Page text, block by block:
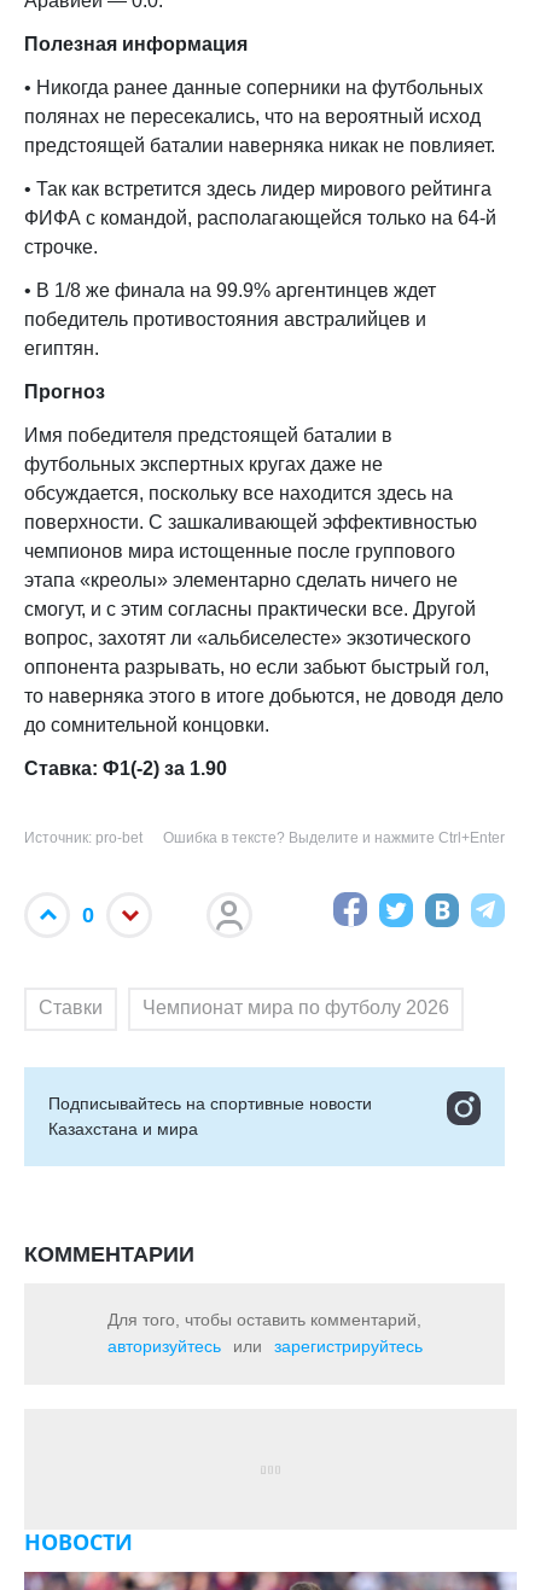
Полезная информация
• Никогда ранее данные соперники на футбольных
полянах не пересекались, что на вероятный исход
предстоящей баталии наверняка никак не повлияет.
• Так как встретится здесь лидер мирового рейтинга
ФИФА с командой, располагающейся только на 64-й
строчке.
• В 1/8 же финала на 99.9% аргентинцев ждет
победитель противостояния австралийцев и
египтян.
Прогноз
Имя победителя предстоящей баталии в
футбольных экспертных кругах даже не
обсуждается, поскольку все находится здесь на
поверхности. С зашкаливающей эффективностью
чемпионов мира истощенные после группового
этапа «креолы» элементарно сделать ничего не
смогут, и с этим согласны практически все. Другой
вопрос, захотят ли «альбиселесте» экзотического
оппонента разрывать, но если забьют быстрый гол,
то наверняка этого в итоге добьются, не доводя дело
до сомнительной концовки.
Ставка: Ф1(-2) за 1.90
Источник: pro-bet Ошибка в тексте? Выделите и нажмите Ctrl+Enter
0
Ставки Чемпионат мира по футболу 2026
Подписывайтесь на cпортивные новости
Казахстана и мира
КОММЕНТАРИИ
Для того, чтобы оставить комментарий,
авторизуйтесь
или зарегистрируйтесь
НОВОСТИ